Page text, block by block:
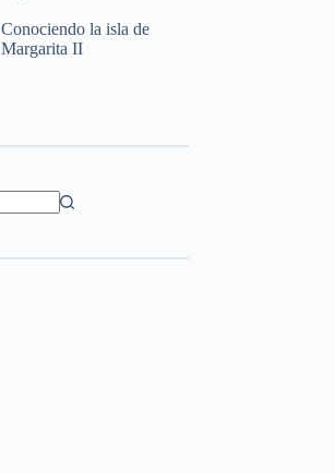
Conociendo la isla de
Margarita II